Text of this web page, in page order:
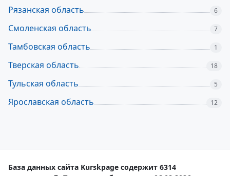
Рязанская область 6
Смоленская область 7
Тамбовская область 1
Тверская область 18
Тульская область 5
Ярославская область 12
База данных сайта Kurskpage содержит 6314